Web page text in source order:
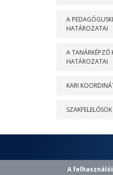
A
HATÁROZATAI
A
HATÁROZATAI
KARI
A